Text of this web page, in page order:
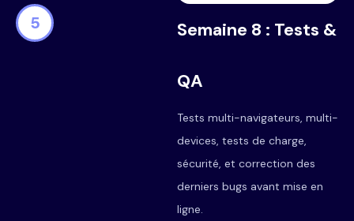
5 Semaine 8 : Tests &
QA
Tests multi-navigateurs, multi-
devices, tests de charge,
sécurité, et correction des
derniers bugs avant mise en
ligne.